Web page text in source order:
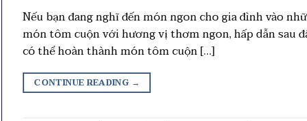
Nếu bạn đang nghĩ đến món ngon cho gia đình vào
món tôm cuộn với hương vị thơm ngon, hấp dẫn sau
có thể hoàn thành món tôm cuộn […]
CONTINUE READING →